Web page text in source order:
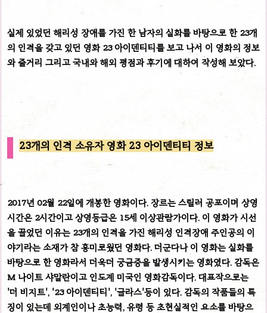
실제 있었던 해리성 장애를 가진 한 남자의 실화를 바탕으로 한 23개
의 인격을 갖고 있던 영화 23 아이덴티티를 보고 나서 이 영화의 정보
와 줄거리 그리고 국내와 해외 평점과 후기에 대하여 작성해 보았다.
23개의 인격 소유자 영화 23 아이덴티티 정보
2017년 02월 22일에 개봉한 영화이다. 장르는 스릴러 공포이며 상영
시간은 2시간이고 상영등급은 15세 이상관람가이다. 이 영화가 시선
을 끌었던 이유는 23개의 인격을 가진 해리성 인격장애 주인공의 이
야기라는 소재가 참 흥미로웠던 영화다. 더군다나 이 영화는 실화를
바탕으로 한 영화라서 더욱더 궁금증을 발생시키는 영화였다. 감독은
M 나이트 샤말란이고 인도계 미국인 영화감독이다. 대표작으로는
'더 비지트', '23 아이덴티티', '글라스'등이 있다. 감독의 작품들의 특
징이 있는데 외계인이나 초능력, 유령 등 초현실적인 요소를 바탕으